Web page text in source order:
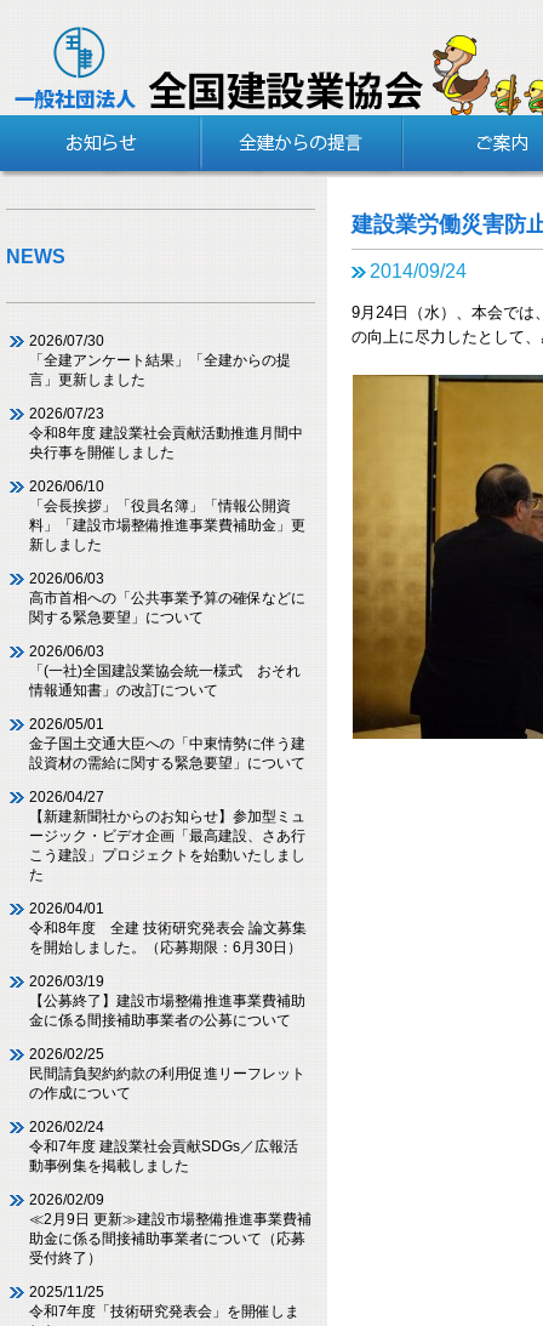
建設業労働災害防
2014/09/24
9月24日（水）、本会では
の向上に尽力したとして
NEWS
2026/07/30
「全建アンケート結果」「全建からの提
言」更新しました
2026/07/23
令和8年度 建設業社会貢献活動推進月間中
央行事を開催しました
2026/06/10
「会長挨拶」「役員名簿」「情報公開資
料」「建設市場整備推進事業費補助金」更
新しました
2026/06/03
高市首相への「公共事業予算の確保などに
関する緊急要望」について
2026/06/03
「(一社)全国建設業協会統一様式 おそれ
情報通知書」の改訂について
2026/05/01
金子国土交通大臣への「中東情勢に伴う建
設資材の需給に関する緊急要望」について
2026/04/27
【新建新聞社からのお知らせ】参加型ミュ
ージック・ビデオ企画「最高建設、さあ行
こう建設」プロジェクトを始動いたしまし
た
2026/04/01
令和8年度 全建 技術研究発表会 論文募集
を開始しました。（応募期限：6月30日）
2026/03/19
【公募終了】建設市場整備推進事業費補助
金に係る間接補助事業者の公募について
2026/02/25
民間請負契約約款の利用促進リーフレット
の作成について
2026/02/24
令和7年度 建設業社会貢献SDGs／広報活
動事例集を掲載しました
2026/02/09
≪2月9日 更新≫建設市場整備推進事業費補
助金に係る間接補助事業者について（応募
受付終了）
2025/11/25
令和7年度「技術研究発表会」を開催しま